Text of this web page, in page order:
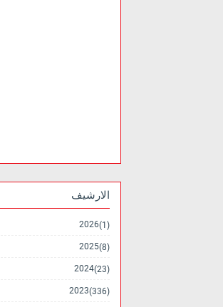
الارشيف
2026 (1)
2025 (8)
2024 (23)
2023 (336)